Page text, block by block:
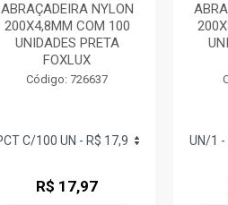
ABRAÇADEIRA NYLON
200X4,8MM COM 100
UNIDADES PRETA
FOXLUX
Código: 726637
R$ 17,97